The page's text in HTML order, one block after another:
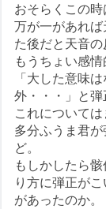
おそらくこの時
万が一があれ
た後だと天音の
もうちょい感情
「大した意味
外・・・」と弾
これについては
多分ふうま君
ど。
もしかしたら
り方に弾正が
があったのか。